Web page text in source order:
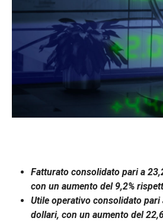
Fatturato consolidato pari a
con un aumento del 9,2%
Utile operativo consolidato
dollari, con un aumento del